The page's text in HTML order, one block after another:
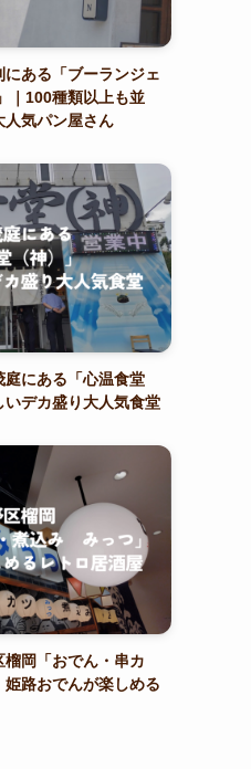
にある「ブーランジェ
｜100種類以上も並
人気パン屋さん
庭にある「心温食堂
いデカ盛り大人気食堂
榴岡「おでん・串カ
路おでんが楽しめる